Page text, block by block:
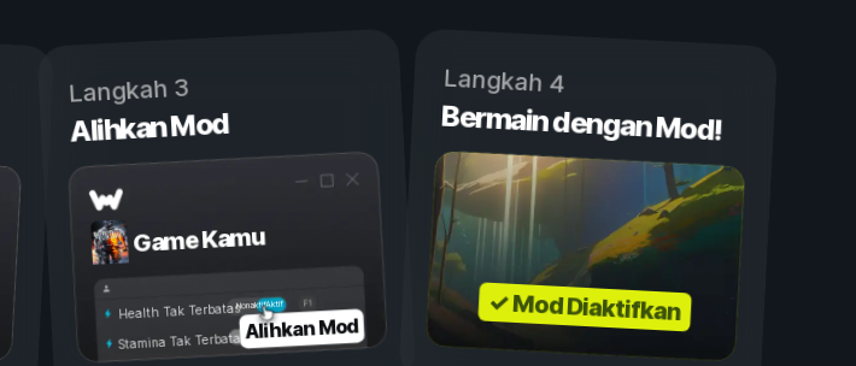
Langkah 3
Alihkan Mod
Game Kamu
Aktif
Nonaktif
Health Tak Terbatas
Stamina Tak TerbatasAlihkan Mod
Langkah 4
Bermain dengan Mod!
✓ Mod Diaktifkan